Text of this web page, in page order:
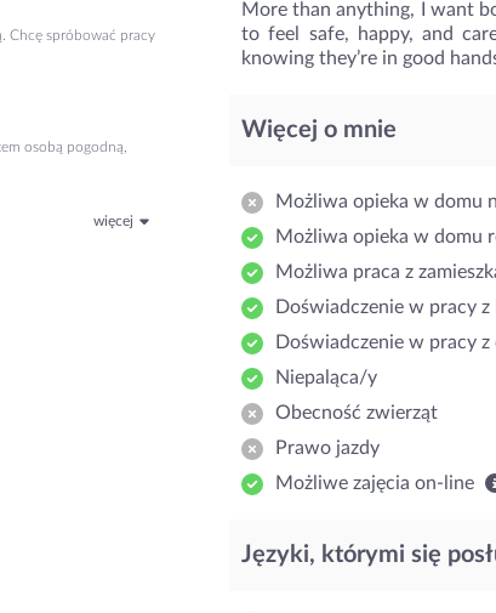
Chcę spróbować pracy
osobą pogodną,
więcej
More than anything, I want
to feel safe, happy, and
knowing they’re in good
Więcej o mnie
Możliwa opieka w domu
Możliwa opieka w domu
Możliwa praca z
Doświadczenie w pracy z
Doświadczenie w pracy
Niepaląca/y
Obecność zwierząt
Prawo jazdy
Możliwe zajęcia on-line
Języki, którymi się